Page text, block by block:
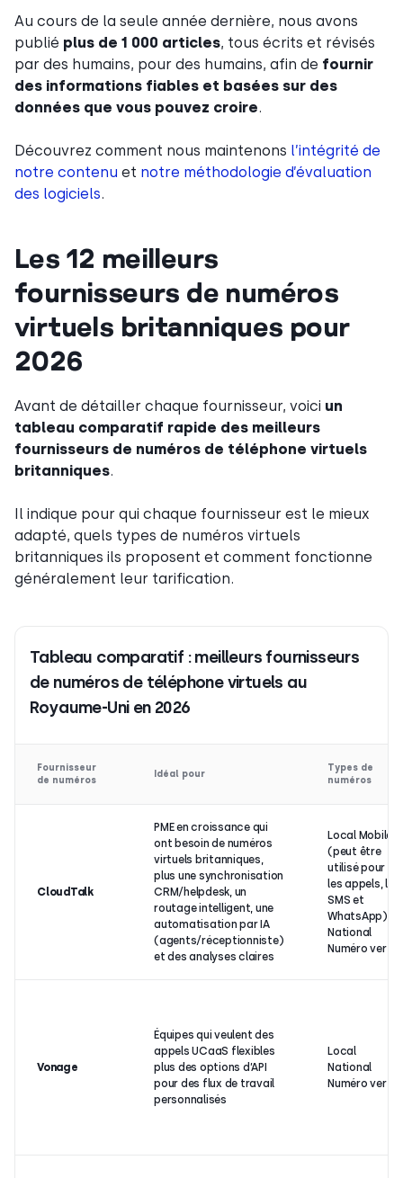
Au cours de la seule année dernière, nous avons
publié plus de 1 000 articles, tous écrits et révisés
par des humains, pour des humains, afin de fournir
des informations fiables et basées sur des
données que vous pouvez croire.
Découvrez comment nous maintenons l’intégrité de
notre contenu et notre méthodologie d’évaluation
des logiciels.
Les 12 meilleurs
fournisseurs de numéros
virtuels britanniques pour
2026
Avant de détailler chaque fournisseur, voici un
tableau comparatif rapide des meilleurs
fournisseurs de numéros de téléphone virtuels
britanniques.
Il indique pour qui chaque fournisseur est le mieux
adapté, quels types de numéros virtuels
britanniques ils proposent et comment fonctionne
généralement leur tarification.
Tableau comparatif : meilleurs fournisseurs
de numéros de téléphone virtuels au
Royaume-Uni en 2026
Fournisseur
de numéros
Idéal pour
Types de
numéros
CloudTalk
PME en croissance qui
ont besoin de numéros
virtuels britanniques,
plus une synchronisation
CRM/helpdesk, un
routage intelligent, une
automatisation par IA
(agents/réceptionniste)
et des analyses claires
Local Mobile
(peut être
utilisé pour
les appels, les
SMS et
WhatsApp)
National
Numéro vert
Vonage
Équipes qui veulent des
appels UCaaS flexibles
plus des options d’API
pour des flux de travail
personnalisés
Local
National
Numéro vert